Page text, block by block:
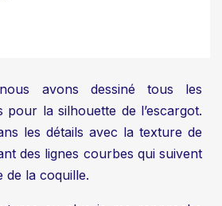
avons dessiné tous les
pour la silhouette de l’escargot.
les détails avec la texture de
des lignes courbes qui suivent
de la coquille.